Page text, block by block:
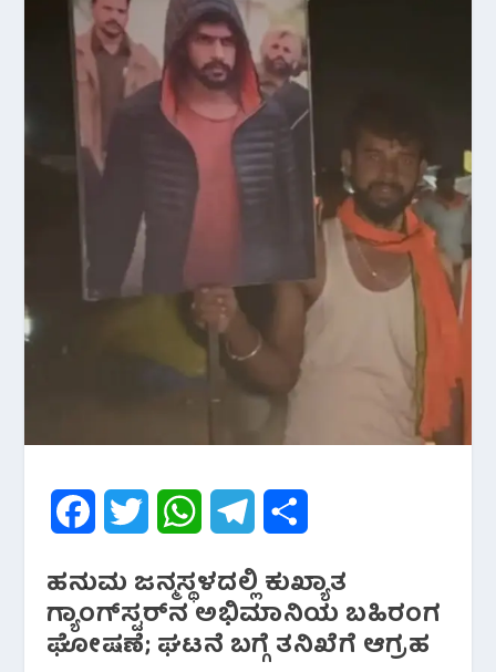
c
e
i
t
a
t
l
e
a
r
ಹನುಮ ಜನ್ಮಸ್ಥಳದಲ್ಲಿ ಕುಖ್ಯಾತ
ಗ್ಯಾಂಗ್‌ಸ್ಟರ್‌ನ ಅಭಿಮಾನಿಯ ಬಹಿರಂಗ
ಘೋಷಣೆ; ಘಟನೆ ಬಗ್ಗೆ ತನಿಖೆಗೆ ಆಗ್ರಹ